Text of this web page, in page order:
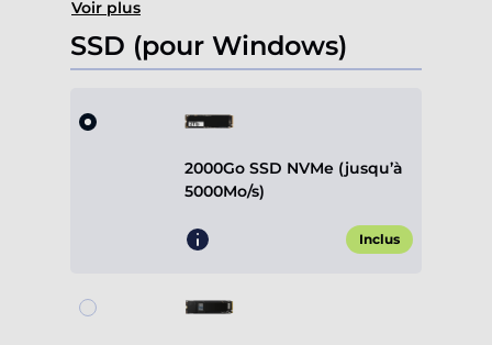
Voir plus
SSD (pour Windows)
2000Go SSD NVMe (jusqu’à
5000Mo/s)
Inclus